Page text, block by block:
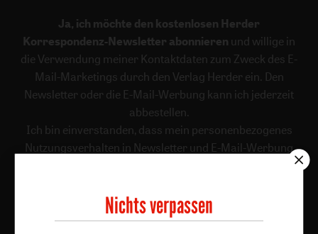
Ja, ich möchte den kostenlosen Herder
Korrespondenz-Newsletter abonnieren und willige in
die Verwendung meiner Kontaktdaten zum Zweck des E-
Mail-Marketings durch den Verlag Herder ein. Den
Newsletter oder die E-Mail-Werbung kann ich jederzeit
abbestellen.
Ich bin einverstanden, dass mein personenbezogenes
Nutzungsverhalten in Newsletter und E-Mail-Werbung
erfasst und ausgewertet wird, um die Inhalte besser auf
Newsletter oder E-Mail kann ich diese Funktion jederzeit
ausschalten.
Nichts verpassen